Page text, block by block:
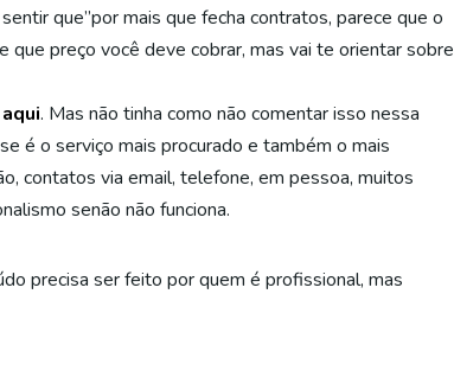
que”por mais que fecha contratos, parece que o
preço você deve cobrar, mas vai te orientar sobre
. Mas não tinha como não comentar isso nessa
é o serviço mais procurado e também o mais
contatos via email, telefone, em pessoa, muitos
senão não funciona.
precisa ser feito por quem é profissional, mas